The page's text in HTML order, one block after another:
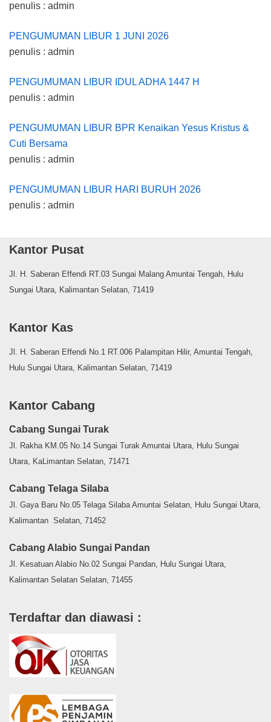
penulis : admin
PENGUMUMAN LIBUR 1 JUNI 2026
penulis : admin
PENGUMUMAN LIBUR IDUL ADHA 1447 H
penulis : admin
PENGUMUMAN LIBUR BPR Kenaikan Yesus Kristus &
Cuti Bersama
penulis : admin
PENGUMUMAN LIBUR HARI BURUH 2026
penulis : admin
Kantor Pusat
Jl. H. Saberan Effendi RT.03 Sungai Malang Amuntai Tengah, Hulu
Sungai Utara, Kalimantan Selatan, 71419
Kantor Kas
Jl. H. Saberan Effendi No.1 RT.006 Palampitan Hilir, Amuntai Tengah,
Hulu Sungai Utara, Kalimantan Selatan, 71419
Kantor Cabang
Cabang Sungai Turak
Jl. Rakha KM.05 No.14 Sungai Turak Amuntai Utara, Hulu Sungai
Utara, KaLimantan Selatan, 71471
Cabang Telaga Silaba
Jl. Gaya Baru No.05 Telaga Silaba Amuntai Selatan, Hulu Sungai Utara,
Kalimantan Selatan, 71452
Cabang Alabio Sungai Pandan
Jl. Kesatuan Alabio No.02 Sungai Pandan, Hulu Sungai Utara,
Kalimantan Selatan Selatan, 71455
Terdaftar dan diawasi :